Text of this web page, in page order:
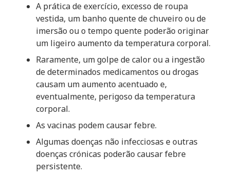
A prática de exercício, excesso de roupa
vestida, um banho quente de chuveiro ou de
imersão ou o tempo quente poderão originar
um ligeiro aumento da temperatura corporal.
Raramente, um golpe de calor ou a ingestão
de determinados medicamentos ou drogas
causam um aumento acentuado e,
eventualmente, perigoso da temperatura
corporal.
As vacinas podem causar febre.
Algumas doenças não infecciosas e outras
doenças crónicas poderão causar febre
persistente.